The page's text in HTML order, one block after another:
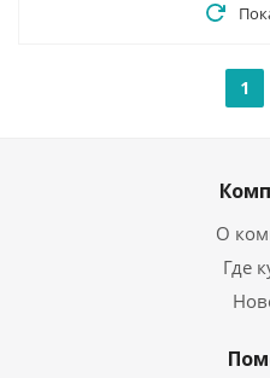
1
О
Где